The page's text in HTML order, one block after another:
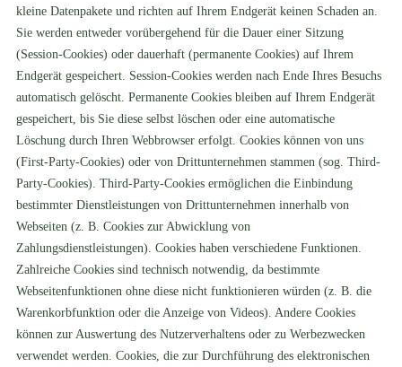
kleine Datenpakete und richten auf Ihrem Endgerät keinen Schaden an.
Sie werden entweder vorübergehend für die Dauer einer Sitzung
(Session-Cookies) oder dauerhaft (permanente Cookies) auf Ihrem
Endgerät gespeichert. Session-Cookies werden nach Ende Ihres Besuchs
automatisch gelöscht. Permanente Cookies bleiben auf Ihrem Endgerät
gespeichert, bis Sie diese selbst löschen oder eine automatische
Löschung durch Ihren Webbrowser erfolgt. Cookies können von uns
(First-Party-Cookies) oder von Drittunternehmen stammen (sog. Third-
Party-Cookies). Third-Party-Cookies ermöglichen die Einbindung
bestimmter Dienstleistungen von Drittunternehmen innerhalb von
Webseiten (z. B. Cookies zur Abwicklung von
Zahlungsdienstleistungen). Cookies haben verschiedene Funktionen.
Zahlreiche Cookies sind technisch notwendig, da bestimmte
Webseitenfunktionen ohne diese nicht funktionieren würden (z. B. die
Warenkorbfunktion oder die Anzeige von Videos). Andere Cookies
können zur Auswertung des Nutzerverhaltens oder zu Werbezwecken
verwendet werden. Cookies, die zur Durchführung des elektronischen